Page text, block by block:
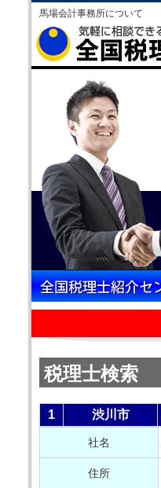
馬場会計事務所について
税理士検索
1 渋川市
社名
住所